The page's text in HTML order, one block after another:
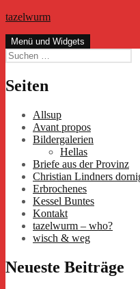
Zum
springen
tazelwurm
Menü und Widgets
Suchen
nach:
Seiten
Allsup
Avant propos
Bildergalerien
Hellas
Briefe aus der Provinz
Christian Lindners
Erbrochenes
Kessel Buntes
Kontakt
tazelwurm – who?
wisch & weg
Neueste Beiträge